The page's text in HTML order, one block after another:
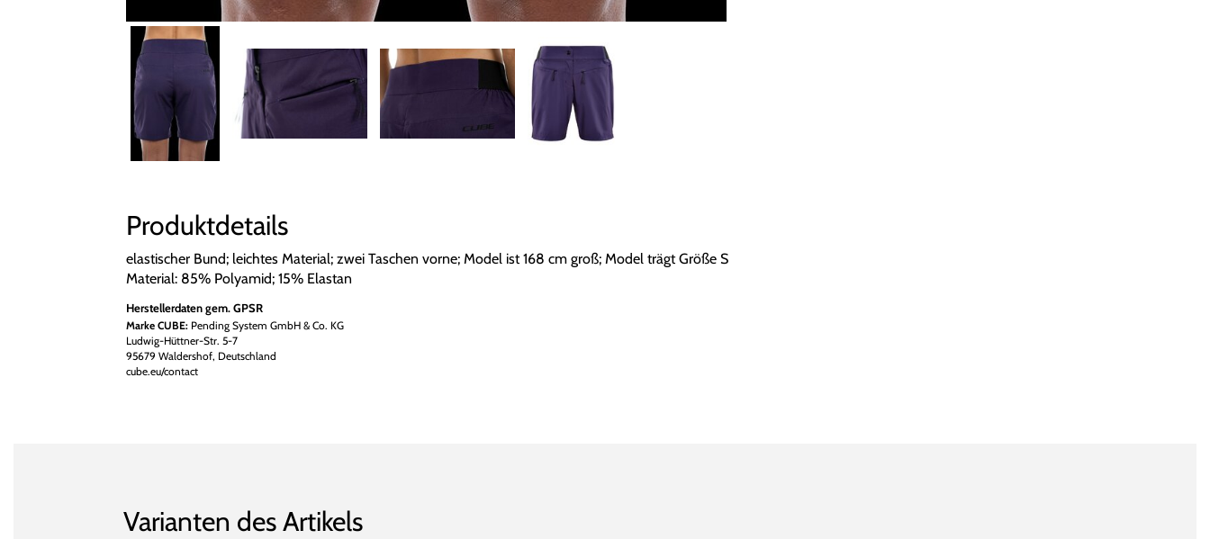
Produktdetails
elastischer Bund; leichtes Material; zwei Taschen vorne; Model ist 168 cm groß; Model trägt Größe S
Material: 85% Polyamid; 15% Elastan
Herstellerdaten gem. GPSR
Marke CUBE:Pending System GmbH & Co. KG
Ludwig-Hüttner-Str. 5-7
95679 Waldershof, Deutschland
cube.eu/contact
Varianten des Artikels